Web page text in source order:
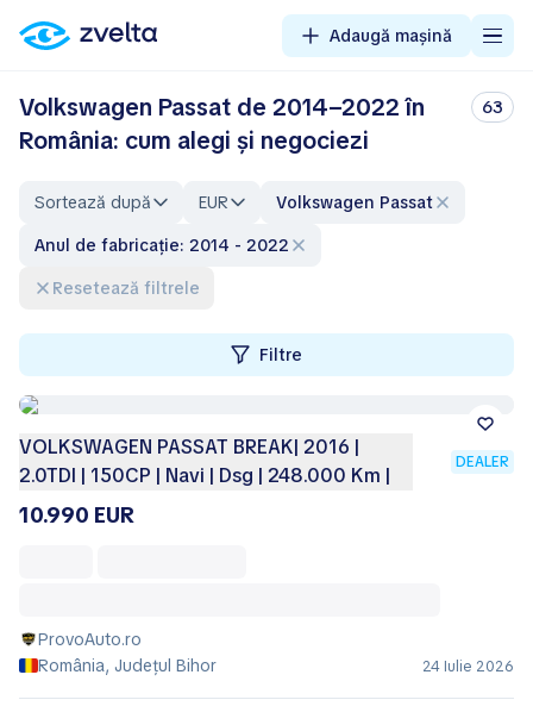
Adaugă mașină
Volkswagen Passat de 2014–2022 în
România: cum alegi și negociezi
63
Sortează după EUR
Volkswagen Passat
Anul de fabricație: 2014 - 2022
Resetează filtrele
Filtre
VOLKSWAGEN PASSAT BREAK| 2016 |
2.0TDI | 150CP | Navi | Dsg | 248.000 Km |
DEALER
10.990 EUR
ProvoAuto.ro
România, Județul Bihor
24 Iulie 2026